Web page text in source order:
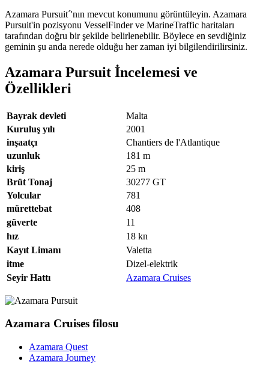
Azamara Pursuit´'nın mevcut konumunu görüntüleyin. Azamara
Pursuit'in pozisyonu VesselFinder ve MarineTraffic haritaları
tarafından doğru bir şekilde belirlenebilir. Böylece en sevdiğiniz
geminin şu anda nerede olduğu her zaman iyi bilgilendirilirsiniz.
Azamara Pursuit İncelemesi ve
Özellikleri
Bayrak devleti
Malta
Kuruluş yılı
2001
inşaatçı
Chantiers de l'Atlantique
uzunluk
181 m
kiriş
25 m
Brüt Tonaj
30277 GT
Yolcular
781
mürettebat
408
güverte
11
hız
18 kn
Kayıt Limanı
Valetta
itme
Dizel-elektrik
Seyir Hattı
Azamara Cruises
Azamara Cruises filosu
Azamara Quest
Azamara Journey